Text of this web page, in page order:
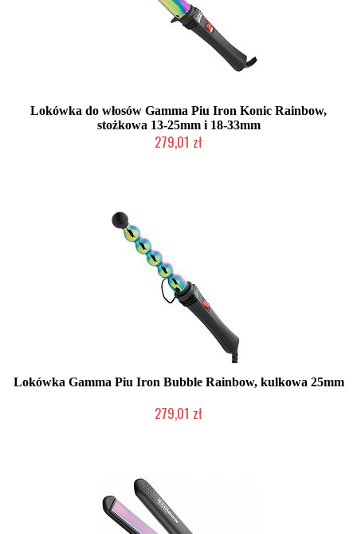
Lokówka do włosów Gamma Piu Iron Konic Rainbow,
stożkowa 13-25mm i 18-33mm
279,01 zł
Lokówka Gamma Piu Iron Bubble Rainbow, kulkowa 25mm
279,01 zł